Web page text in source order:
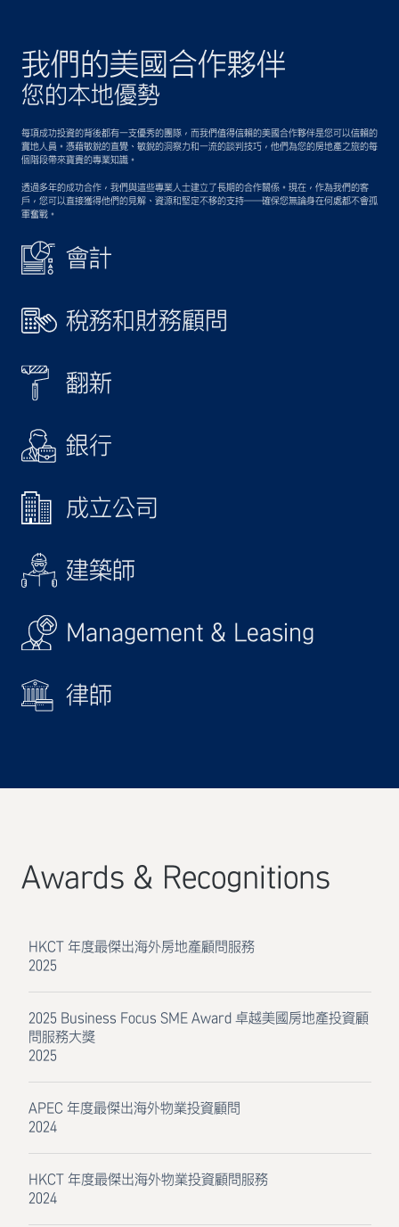
我們的美國合作夥伴
您的本地優勢
每項成功投資的背後都有一支優秀的團隊，而我們值得信賴的美國合作夥伴是您可以信賴的
實地人員。憑藉敏銳的直覺、敏銳的洞察力和一流的談判技巧，他們為您的房地產之旅的每
個階段帶來寶貴的專業知識。
透過多年的成功合作，我們與這些專業人士建立了長期的合作關係。現在，作為我們的客
戶，您可以直接獲得他們的見解、資源和堅定不移的支持——確保您無論身在何處都不會孤
軍奮戰。
會計
稅務和財務顧問
翻新
銀行
成立公司
建築師
Management & Leasing
律師
Awards & Recognitions
HKCT 年度最傑出海外房地產顧問服務
2025
2025 Business Focus SME Award 卓越美國房地產投資顧
問服務大獎
2025
APEC 年度最傑出海外物業投資顧問
2024
HKCT 年度最傑出海外物業投資顧問服務
2024